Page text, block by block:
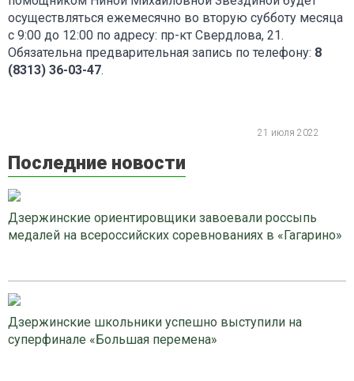
осуществляться ежемесячно во вторую субботу месяца
с 9:00 до 12:00 по адресу: пр-кт Свердлова, 21.
Обязательна предварительная запись по телефону: 8
(8313) 36-03-47.
21 июля 2022
Последние новости
Дзержинские ориентировщики завоевали россыпь
медалей на всероссийских соревнованиях в «Гагарино»
Дзержинские школьники успешно выступили на
суперфинале «Большая перемена»